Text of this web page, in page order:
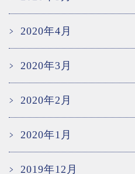
2020年4月
2020年3月
2020年2月
2020年1月
2019年12月